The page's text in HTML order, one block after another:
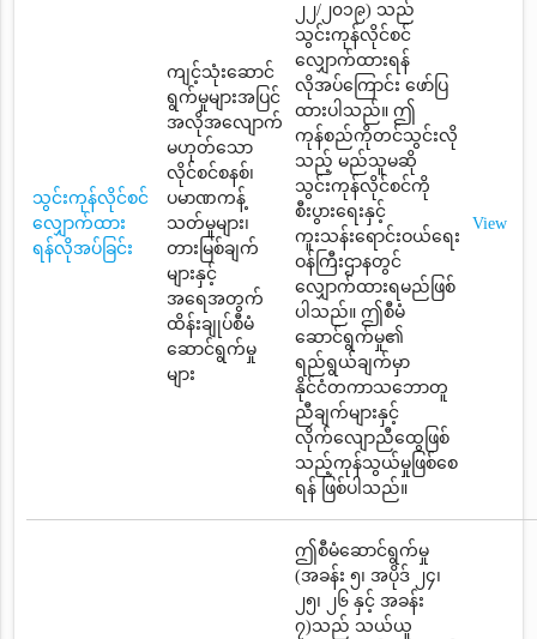
သွင်းကုန်လိုင်စင်
လျှောက်ထား
ရန်လိုအပ်ခြင်း
ကျင့်သုံးဆောင်
ရွက်မှုများအပြင်
အလိုအလျောက်
မဟုတ်သော
လိုင်စင်စနစ်၊
ပမာဏကန့်
သတ်မှုများ၊
တားမြစ်ချက်
များနှင့်
အရေအတွက်
ထိန်းချုပ်စီမံ
ဆောင်ရွက်မှု
များ
၂၂/၂၀၁၉) သည်
သွင်းကုန်လိုင်စင်
လျှောက်ထားရန်
လိုအပ်ကြောင်း ဖော်ပြ
ထားပါသည်။ ဤ
ကုန်စည်ကိုတင်သွင်းလို
သည့် မည်သူမဆို
သွင်းကုန်လိုင်စင်ကို
စီးပွားရေးနှင့်
ကူးသန်းရောင်းဝယ်ရေး
ဝန်ကြီးဌာနတွင်
လျှောက်ထားရမည်ဖြစ်
ပါသည်။ ဤစီမံ
ဆောင်ရွက်မှု၏
ရည်ရွယ်ချက်မှာ
နိုင်ငံတကာသဘောတူ
ညီချက်များနှင့်
လိုက်လျောညီထွေဖြစ်
သည့်ကုန်သွယ်မှုဖြစ်စေ
ရန် ဖြစ်ပါသည်။
View
ဤစီမံဆောင်ရွက်မှု
(အခန်း ၅၊ အပိုဒ် ၂၄၊
၂၅၊ ၂၆ နှင့် အခန်း
၇)သည် သယ်ယူ